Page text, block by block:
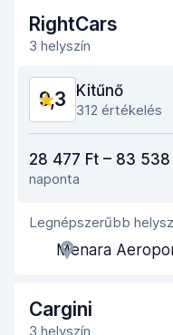
Az autó leadásához
Az autó tisztasága
Autó állapota
RightCars
3 helyszín
9,3 Kitűnő
312 értékelés
Könnyű megtalálás
Ügynöki
Az autó átvételéhez
Az autó leadásához
28 477 Ft – 83 538
naponta
Legnépszerűbb
Menara
Cargini
3 helyszín